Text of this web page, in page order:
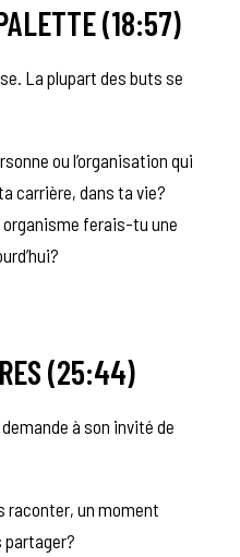
(18:57)
La plupart des buts se
ou l’organisation qui
carrière, dans ta vie?
organisme ferais-tu une
(25:44)
à son invité de
raconter, un moment
partager?